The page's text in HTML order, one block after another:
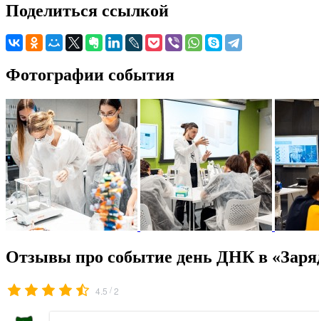
Поделиться ссылкой
Фотографии события
Отзывы про событие день ДНК в
4.5 /2